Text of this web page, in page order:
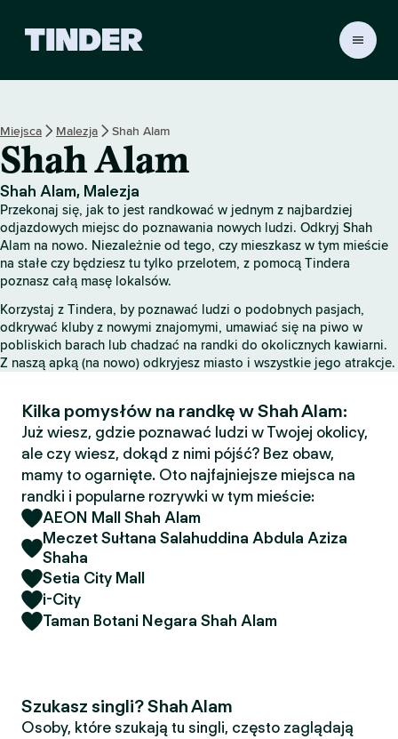
r
S
t
o
n
a
g
ł
w
n
a
Miejsca Malezja Shah Alam
Shah Alam
Shah Alam, Malezja
Przekonaj się, jak to jest randkować w jednym z najbardziej
odjazdowych miejsc do poznawania nowych ludzi. Odkryj Shah
Alam na nowo. Niezależnie od tego, czy mieszkasz w tym mieście
na stałe czy będziesz tu tylko przelotem, z pomocą Tindera
poznasz całą masę lokalsów.
Korzystaj z Tindera, by poznawać ludzi o podobnych pasjach,
odkrywać kluby z nowymi znajomymi, umawiać się na piwo w
pobliskich barach lub chadzać na randki do okolicznych kawiarni.
Z naszą apką (na nowo) odkryjesz miasto i wszystkie jego atrakcje.
Kilka pomysłów na randkę w Shah Alam:
Już wiesz, gdzie poznawać ludzi w Twojej okolicy,
ale czy wiesz, dokąd z nimi pójść? Bez obaw,
mamy to ogarnięte. Oto najfajniejsze miejsca na
randki i popularne rozrywki w tym mieście:
AEON Mall Shah Alam
Meczet Sułtana Salahuddina Abdula Aziza
Shaha
Setia City Mall
i-City
Taman Botani Negara Shah Alam
Szukasz singli? Shah Alam
Osoby, które szukają tu singli, często zaglądają